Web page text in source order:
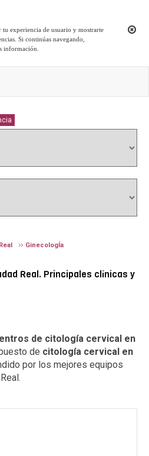
tu experiencia de usuario y mostrarte
Si continúas navegando,
información
GinecologÍa
Real. Principales clínicas y
de citología cervical en
de citología cervical en
por los mejores equipos